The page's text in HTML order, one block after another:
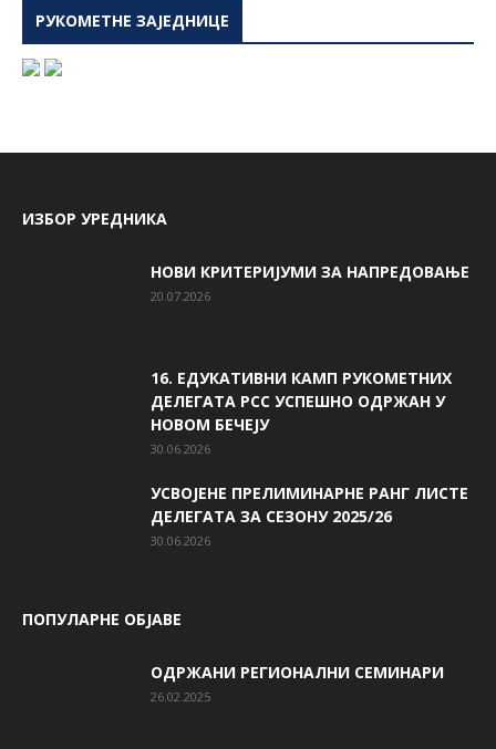
РУКОМЕТНЕ ЗАЈЕДНИЦЕ
ИЗБОР УРЕДНИКА
НОВИ КРИТЕРИЈУМИ ЗА НАПРЕДОВАЊЕ
20.07.2026
16. ЕДУКАТИВНИ КАМП РУКОМЕТНИХ
ДЕЛЕГАТА РСС УСПЕШНО ОДРЖАН У
НОВОМ БЕЧЕЈУ
30.06.2026
УСВОЈЕНЕ ПРЕЛИМИНАРНЕ РАНГ ЛИСТЕ
ДЕЛЕГАТА ЗА СЕЗОНУ 2025/26
30.06.2026
ПОПУЛАРНЕ ОБЈАВЕ
ОДРЖАНИ РЕГИОНАЛНИ СЕМИНАРИ
26.02.2025